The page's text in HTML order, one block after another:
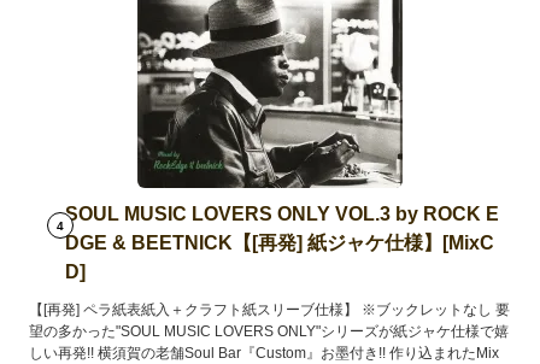
4
SOUL MUSIC LOVERS ONLY VOL.3 by ROCK E
DGE & BEETNICK【[再発] 紙ジャケ仕様】[MixC
D]
【[再発] ペラ紙表紙入＋クラフト紙スリーブ仕様】 ※ブックレットなし 要
望の多かった"SOUL MUSIC LOVERS ONLY"シリーズが紙ジャケ仕様で嬉
しい再発!! 横須賀の老舗Soul Bar『Custom』お墨付き!! 作り込まれたMix